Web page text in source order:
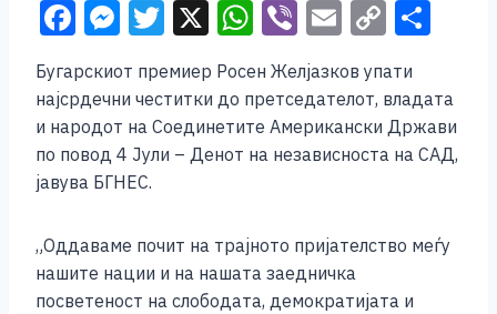
F
c
e
b
o
o
k
M
ss
e
n
g
er
T
tt
er
X W
h
at
s
A
p
Vi
b
er
E
ai
l
C
p
y
Li
k
ar
e
Бугарскиот премиер Росен Желјазков упати
најсрдечни честитки до претседателот, владата
и народот на Соединетите Американски Држави
по повод 4 Јули – Денот на независноста на САД,
јавува БГНЕС.
„Оддаваме почит на трајното пријателство меѓу
нашите нации и на нашата заедничка
посветеност на слободата, демократијата и